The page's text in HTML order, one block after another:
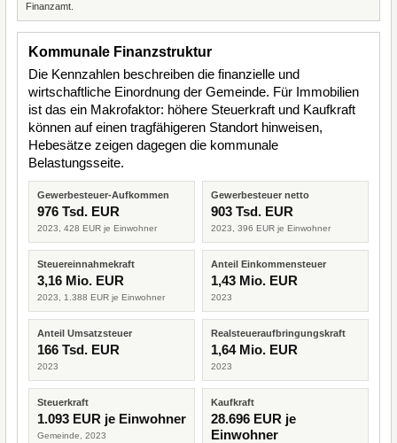
Finanzamt.
Kommunale Finanzstruktur
Die Kennzahlen beschreiben die finanzielle und
wirtschaftliche Einordnung der Gemeinde. Für Immobilien
ist das ein Makrofaktor: höhere Steuerkraft und Kaufkraft
können auf einen tragfähigeren Standort hinweisen,
Hebesätze zeigen dagegen die kommunale
Belastungsseite.
Gewerbesteuer-Aufkommen
976 Tsd. EUR
2023, 428 EUR je Einwohner
Gewerbesteuer netto
903 Tsd. EUR
2023, 396 EUR je Einwohner
Steuereinnahmekraft
3,16 Mio. EUR
2023, 1.388 EUR je Einwohner
Anteil Einkommensteuer
1,43 Mio. EUR
2023
Anteil Umsatzsteuer
166 Tsd. EUR
2023
Realsteueraufbringungskraft
1,64 Mio. EUR
2023
Steuerkraft
1.093 EUR je Einwohner
Gemeinde, 2023
Kaufkraft
28.696 EUR je
Einwohner